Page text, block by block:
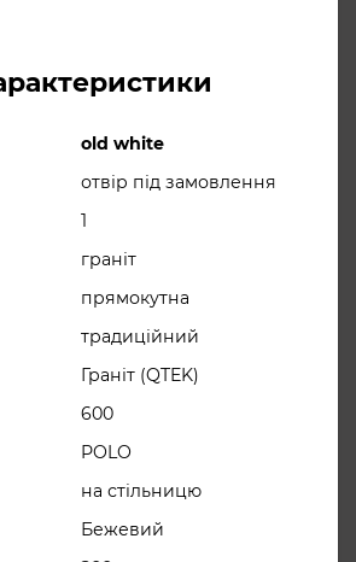
всі додаткові компоненти
екологічно безпечні та
сертифіковані.
Переваги матеріалів QTEK:
– стійкий до ударів;
Особливості: веикий злив 3,5
дюйма – вільний стік води;
ситечко для відкриття/закриття
old white
отвір під замовлення
1
граніт
прямокутна
традиційний
Граніт (QTEK)
600
POLO
на стільницю
Бежевий